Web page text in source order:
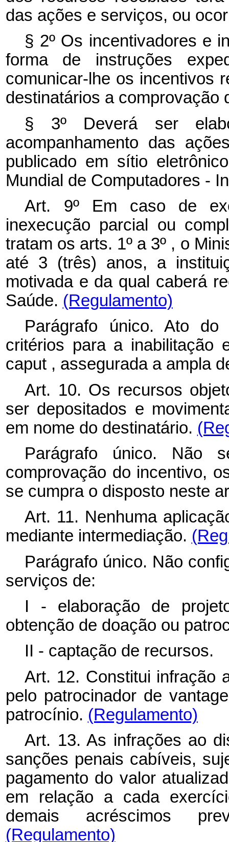
das ações e serviços, ou
§ 2º Os incentivadores e
forma de instruções
comunicar-lhe os incentivos
destinatários a comprovação
§ 3º Deverá ser
acompanhamento das
publicado em sítio
Mundial de Computadores -
Art. 9º Em caso de
inexecução parcial ou
tratam os arts. 1º a 3º , o
até 3 (três) anos, a
motivada e da qual caberá
Saúde. (Regulamento)
Parágrafo único. Ato do
critérios para a inabilitação
caput , assegurada a ampla
Art. 10. Os recursos
ser depositados e
em nome do destinatário.
Parágrafo único. Não
comprovação do incentivo,
se cumpra o disposto neste
Art. 11. Nenhuma
mediante intermediação.
Parágrafo único. Não
serviços de:
I - elaboração de
obtenção de doação ou
II - captação de recursos.
Art. 12. Constitui infração
pelo patrocinador de
patrocínio. (Regulamento)
Art. 13. As infrações ao
sanções penais cabíveis,
pagamento do valor
em relação a cada
demais acréscimos
(Regulamento)